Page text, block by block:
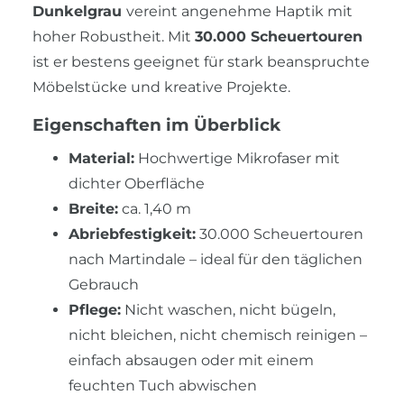
Dunkelgrau vereint angenehme Haptik mit
hoher Robustheit. Mit 30.000 Scheuertouren
ist er bestens geeignet für stark beanspruchte
Möbelstücke und kreative Projekte.
Eigenschaften im Überblick
Material: Hochwertige Mikrofaser mit
dichter Oberfläche
Breite: ca. 1,40 m
Abriebfestigkeit: 30.000 Scheuertouren
nach Martindale – ideal für den täglichen
Gebrauch
Pflege: Nicht waschen, nicht bügeln,
nicht bleichen, nicht chemisch reinigen –
einfach absaugen oder mit einem
feuchten Tuch abwischen